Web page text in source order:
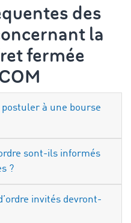
des
la
fermée
à une bourse
sont-ils informés
?
invités devront-